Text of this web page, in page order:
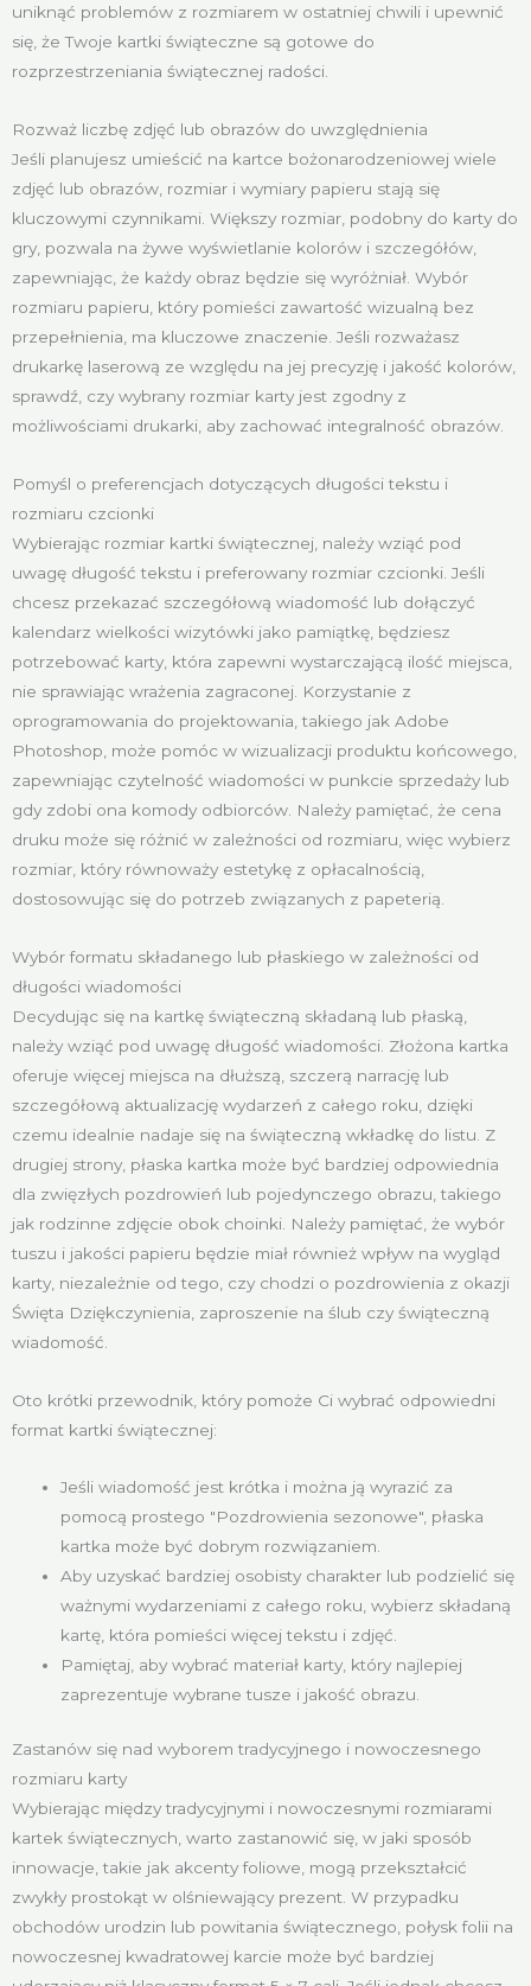
uniknąć problemów z rozmiarem w ostatniej chwili i upewnić
się, że Twoje kartki świąteczne są gotowe do
rozprzestrzeniania świątecznej radości.
Rozważ liczbę zdjęć lub obrazów do uwzględnienia
Jeśli planujesz umieścić na kartce bożonarodzeniowej wiele
zdjęć lub obrazów, rozmiar i wymiary papieru stają się
kluczowymi czynnikami. Większy rozmiar, podobny do karty do
gry, pozwala na żywe wyświetlanie kolorów i szczegółów,
zapewniając, że każdy obraz będzie się wyróżniał. Wybór
rozmiaru papieru, który pomieści zawartość wizualną bez
przepełnienia, ma kluczowe znaczenie. Jeśli rozważasz
drukarkę laserową ze względu na jej precyzję i jakość kolorów,
sprawdź, czy wybrany rozmiar karty jest zgodny z
możliwościami drukarki, aby zachować integralność obrazów.
Pomyśl o preferencjach dotyczących długości tekstu i
rozmiaru czcionki
Wybierając rozmiar kartki świątecznej, należy wziąć pod
uwagę długość tekstu i preferowany rozmiar czcionki. Jeśli
chcesz przekazać szczegółową wiadomość lub dołączyć
kalendarz wielkości wizytówki jako pamiątkę, będziesz
potrzebować karty, która zapewni wystarczającą ilość miejsca,
nie sprawiając wrażenia zagraconej. Korzystanie z
oprogramowania do projektowania, takiego jak Adobe
Photoshop, może pomóc w wizualizacji produktu końcowego,
zapewniając czytelność wiadomości w punkcie sprzedaży lub
gdy zdobi ona komody odbiorców. Należy pamiętać, że cena
druku może się różnić w zależności od rozmiaru, więc wybierz
rozmiar, który równoważy estetykę z opłacalnością,
dostosowując się do potrzeb związanych z papeterią.
Wybór formatu składanego lub płaskiego w zależności od
długości wiadomości
Decydując się na kartkę świąteczną składaną lub płaską,
należy wziąć pod uwagę długość wiadomości. Złożona kartka
oferuje więcej miejsca na dłuższą, szczerą narrację lub
szczegółową aktualizację wydarzeń z całego roku, dzięki
czemu idealnie nadaje się na świąteczną wkładkę do listu. Z
drugiej strony, płaska kartka może być bardziej odpowiednia
dla zwięzłych pozdrowień lub pojedynczego obrazu, takiego
jak rodzinne zdjęcie obok choinki. Należy pamiętać, że wybór
tuszu i jakości papieru będzie miał również wpływ na wygląd
karty, niezależnie od tego, czy chodzi o pozdrowienia z okazji
Święta Dziękczynienia, zaproszenie na ślub czy świąteczną
wiadomość.
Oto krótki przewodnik, który pomoże Ci wybrać odpowiedni
format kartki świątecznej:
Jeśli wiadomość jest krótka i można ją wyrazić za
pomocą prostego "Pozdrowienia sezonowe", płaska
kartka może być dobrym rozwiązaniem.
Aby uzyskać bardziej osobisty charakter lub podzielić się
ważnymi wydarzeniami z całego roku, wybierz składaną
kartę, która pomieści więcej tekstu i zdjęć.
Pamiętaj, aby wybrać materiał karty, który najlepiej
zaprezentuje wybrane tusze i jakość obrazu.
Zastanów się nad wyborem tradycyjnego i nowoczesnego
rozmiaru karty
Wybierając między tradycyjnymi i nowoczesnymi rozmiarami
kartek świątecznych, warto zastanowić się, w jaki sposób
innowacje, takie jak akcenty foliowe, mogą przekształcić
zwykły prostokąt w olśniewający prezent. W przypadku
obchodów urodzin lub powitania świątecznego, połysk folii na
nowoczesnej kwadratowej karcie może być bardziej